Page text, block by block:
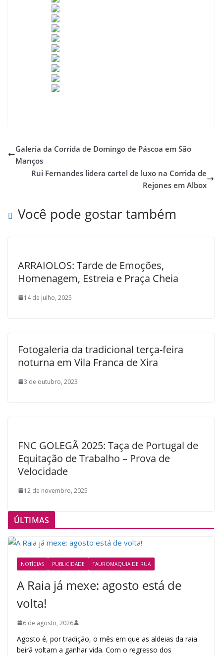
Galeria da Corrida de Domingo de Páscoa em São
Manços
Rui Fernandes lidera cartel de luxo na Corrida de
Rejones em Albox
Você pode gostar também
ARRAIOLOS: Tarde de Emoções,
Homenagem, Estreia e Praça Cheia
14 de julho, 2025
Fotogaleria da tradicional terça-feira
noturna em Vila Franca de Xira
3 de outubro, 2023
FNC GOLEGÃ 2025: Taça de Portugal de
Equitação de Trabalho – Prova de
Velocidade
12 de novembro, 2025
ÚLTIMAS
NOTÍCIAS PUBLICIDADE TAUROMAQUIA DE RUA
A Raia já mexe: agosto está de
volta!
6 de agosto, 2026
Agosto é, por tradição, o mês em que as aldeias da raia
beirã voltam a ganhar vida. Com o regresso dos